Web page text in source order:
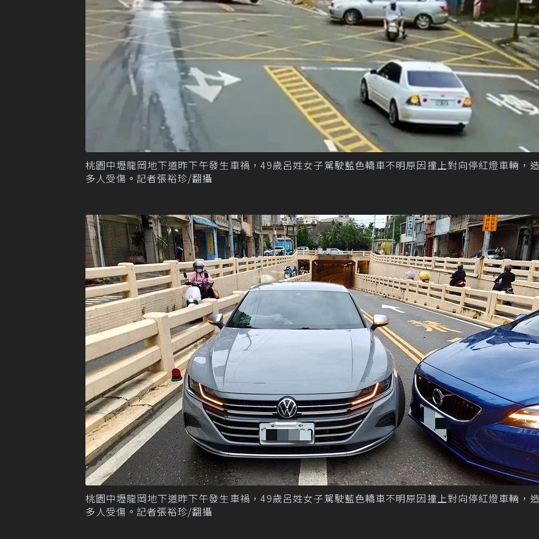
桃園中壢龍岡地下道昨下午發生車禍，49歲呂姓女子駕駛藍色轎車不明原因撞上對向停紅燈車輛，
多人受傷。記者張裕珍/翻攝
桃園中壢龍岡地下道昨下午發生車禍，49歲呂姓女子駕駛藍色轎車不明原因撞上對向停紅燈車輛，
多人受傷。記者張裕珍/翻攝